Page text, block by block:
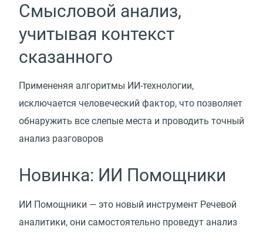
Смысловой анализ,
учитывая контекст
сказанного
Примененяя алгоритмы ИИ-технологии,
исключается человеческий фактор, что позволяет
обнаружить все слепые места и проводить точный
анализ разговоров
Новинка: ИИ Помощники
ИИ Помощники — это новый инструмент Речевой
аналитики, они самостоятельно проведут анализ